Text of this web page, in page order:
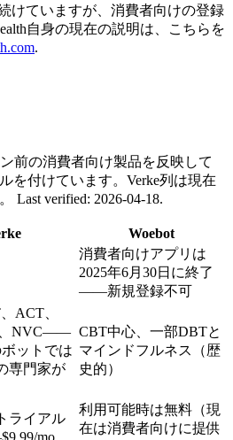
けていますが、消費者向けの登録
自身の現在の説明は、こちらを
.
前の消費者向け製品を反映して
を付けています。Verke列は現在
Last verified: 2026-04-18.
Woebot
消費者向けアプリは
2025年6月30日に終了
——新規登録不可
ACT、
、NVC——
ットでは
専門家が
CBT中心、一部DBTと
マインドフルネス（歴
史的）
ライアル
利用可能時は無料（現
在は消費者向けに提供